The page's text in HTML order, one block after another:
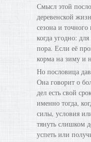
Смысл этой
деревенской
сезона и
когда угодно:
пора. Если её
корма на зиму и
Но пословица
Она говорит о
дел есть свой
именно тогда,
силы, условия
тянуть слишком
успеть или